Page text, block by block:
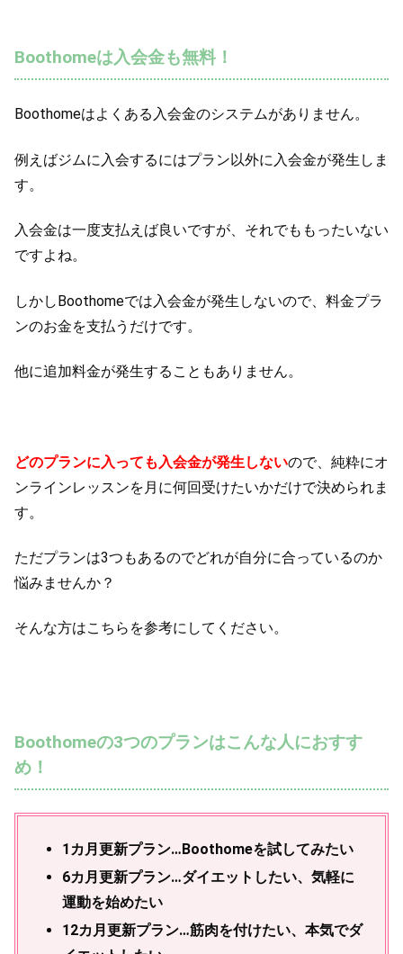
Boothomeは入会金も無料！
Boothomeはよくある入会金のシステムがありません。
例えばジムに入会するにはプラン以外に入会金が発生しま
す。
入会金は一度支払えば良いですが、それでももったいない
ですよね。
しかしBoothomeでは入会金が発生しないので、料金プラ
ンのお金を支払うだけです。
他に追加料金が発生することもありません。
どのプランに入っても入会金が発生しないので、純粋にオ
ンラインレッスンを月に何回受けたいかだけで決められま
す。
ただプランは3つもあるのでどれが自分に合っているのか
悩みませんか？
そんな方はこちらを参考にしてください。
Boothomeの3つのプランはこんな人におすす
め！
1カ月更新プラン…Boothomeを試してみたい
6カ月更新プラン…ダイエットしたい、気軽に
運動を始めたい
12カ月更新プラン…筋肉を付けたい、本気でダ